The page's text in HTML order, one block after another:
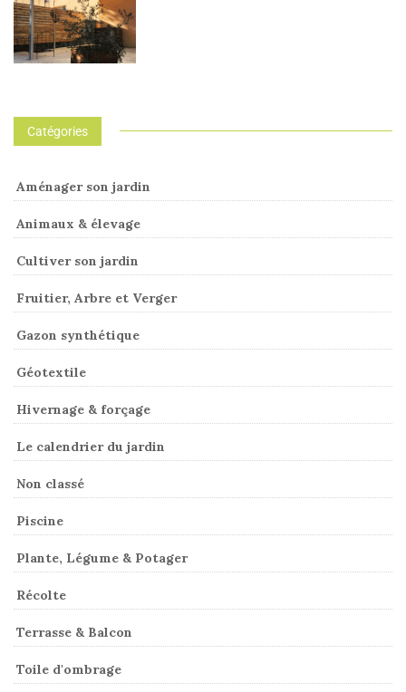
Catégories
Aménager son jardin
Animaux & élevage
Cultiver son jardin
Fruitier, Arbre et Verger
Gazon synthétique
Géotextile
Hivernage & forçage
Le calendrier du jardin
Non classé
Piscine
Plante, Légume & Potager
Récolte
Terrasse & Balcon
Toile d'ombrage